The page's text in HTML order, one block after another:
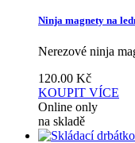
Ninja magnety na
Nerezové ninja
120.00 Kč
KOUPIT VÍCE
Online only
na skladě